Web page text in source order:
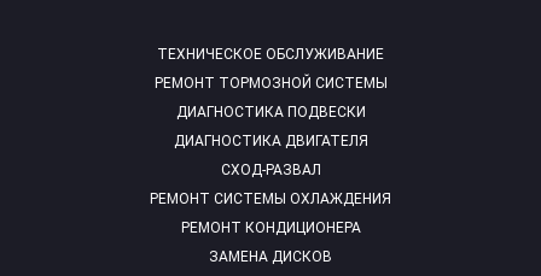
ТЕХНИЧЕСКОЕ ОБСЛУЖИВАНИЕ
РЕМОНТ ТОРМОЗНОЙ СИСТЕМЫ
ДИАГНОСТИКА ПОДВЕСКИ
ДИАГНОСТИКА ДВИГАТЕЛЯ
СХОД-РАЗВАЛ
РЕМОНТ СИСТЕМЫ ОХЛАЖДЕНИЯ
РЕМОНТ КОНДИЦИОНЕРА
ЗАМЕНА ДИСКОВ